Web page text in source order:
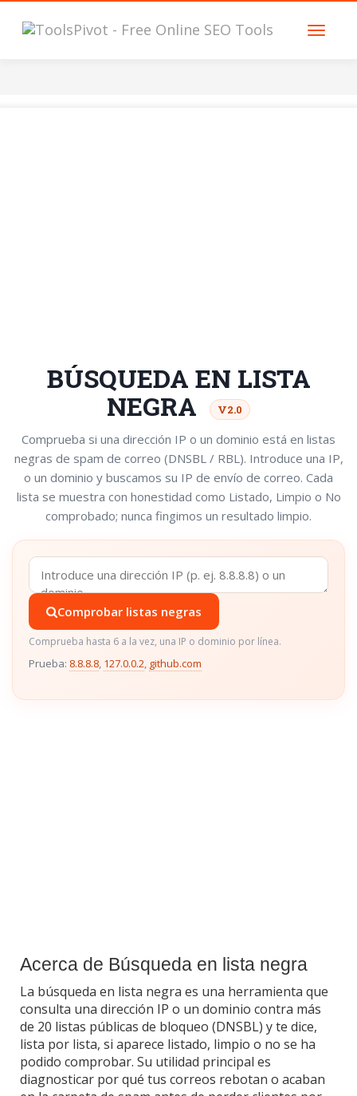
BÚSQUEDA EN LISTA
NEGRA
V2.0
Comprueba si una dirección IP o un dominio está en listas
negras de spam de correo (DNSBL / RBL). Introduce una IP,
o un dominio y buscamos su IP de envío de correo. Cada
lista se muestra con honestidad como Listado, Limpio o No
comprobado; nunca fingimos un resultado limpio.
Comprobar listas negras
Comprueba hasta 6 a la vez, una IP o dominio por línea.
Prueba: 8.8.8.8, 127.0.0.2, github.com
Acerca de Búsqueda en lista negra
La búsqueda en lista negra es una herramienta que
consulta una dirección IP o un dominio contra más
de 20 listas públicas de bloqueo (DNSBL) y te dice,
lista por lista, si aparece listado, limpio o no se ha
podido comprobar. Su utilidad principal es
diagnosticar por qué tus correos rebotan o acaban